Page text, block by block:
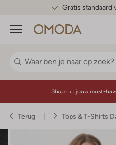
Gratis standaard
Menu
Shop nu: jouw must-
Terug Tops & T-Shirts